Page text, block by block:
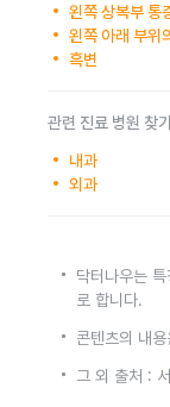
왼쪽 상복부 통
왼쪽 아래 부위
흑변
관련 진료 병원 찾
내과
외과
닥터나우는
로 합니다.
콘텐츠의 내
그 외 출처 :